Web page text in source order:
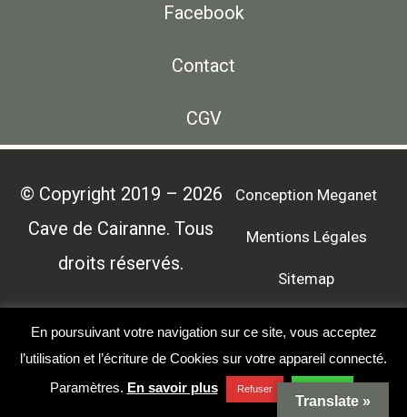
Facebook
Contact
CGV
© Copyright 2019 – 2026
Cave de Cairanne. Tous
droits réservés.
Conception Meganet
Mentions Légales
Sitemap
En poursuivant votre navigation sur ce site, vous acceptez
l’utilisation et l’écriture de Cookies sur votre appareil connecté.
Paramètres. En savoir plus Refuser
Translate »